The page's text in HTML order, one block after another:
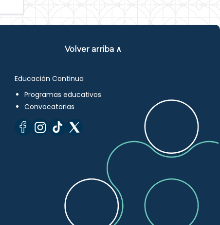
Volver arriba ∧
Educación Continua
Programas educativos
Convocatorias